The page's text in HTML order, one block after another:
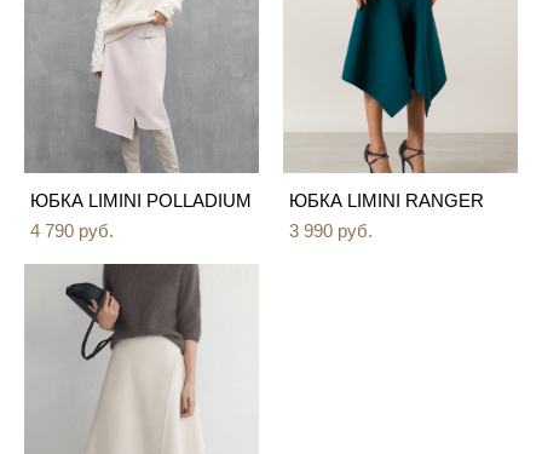
ЮБКА LIMINI POLLADIUM
4 790 pуб.
ЮБКА LIMINI RANGER
3 990 pуб.